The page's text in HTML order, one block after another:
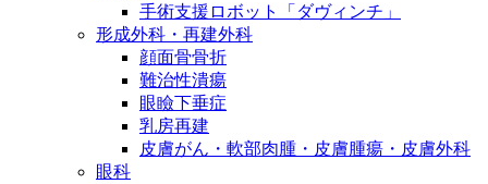
手術支援ロボット「ダヴィンチ」
形成外科・再建外科
顔面骨骨折
難治性潰瘍
眼瞼下垂症
乳房再建
皮膚がん・軟部肉腫・皮膚腫瘍・皮膚外科
眼科